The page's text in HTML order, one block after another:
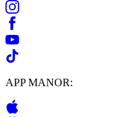
APP MANOR: